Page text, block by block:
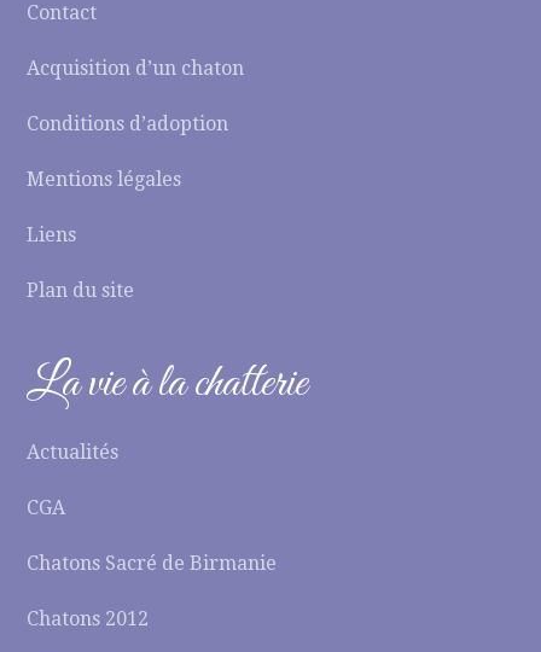
Contact
Acquisition d’un chaton
Conditions d’adoption
Mentions légales
Liens
Plan du site
La vie à la chatterie
Actualités
CGA
Chatons Sacré de Birmanie
Chatons 2012